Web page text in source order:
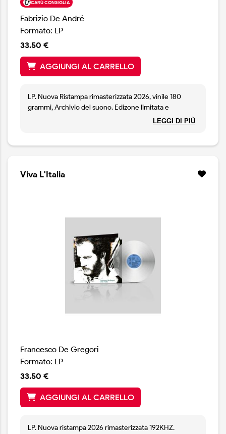
CARÙ CONSIGLIA
Fabrizio De André
Formato: LP
33.50 €
AGGIUNGI AL CARRELLO
LP. Nuova Ristampa rimasterizzata 2026, vinile 180
grammi, Archivio del suono. Edizone limitata e
LEGGI DI PIÙ
Viva L'Italia
Francesco De Gregori
Formato: LP
33.50 €
AGGIUNGI AL CARRELLO
LP. Nuova ristampa 2026 rimasterizzata 192KHZ.